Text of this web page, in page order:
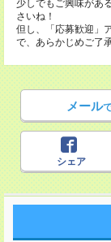
少しでもご興味があ
さいね！
但し、「応募歓迎」
で、あらかじめご了
メール
シェア